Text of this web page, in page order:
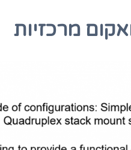
מרכזיות